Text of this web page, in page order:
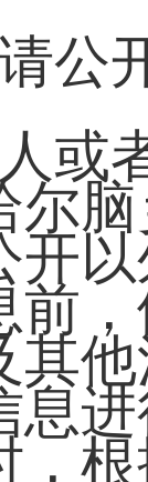
公
或
尔
开
前
其
息
，